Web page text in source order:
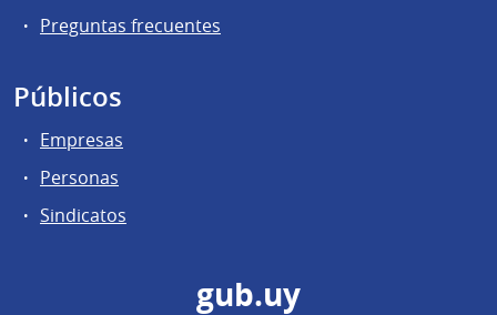
Preguntas frecuentes
Públicos
Empresas
Personas
Sindicatos
gub.uy